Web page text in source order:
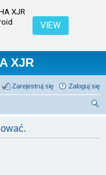
XJR
VIEW
XJR
Zaloguj się
Zarejestruj się